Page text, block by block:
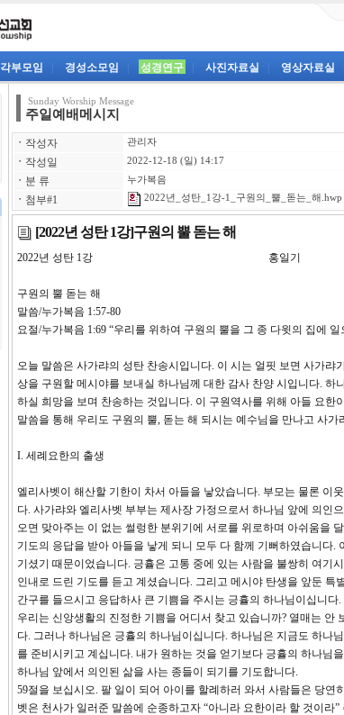
각부모임 경성소모임 성경연구 사진자료실 영상자료실
Sunday Worship Message
주일예배메시지
ㆍ 작성자 관리자
ㆍ 작성일 2022-12-18 (일) 14:17
ㆍ 분 류 누가복음
ㆍ 첨부#1 2022년_성탄_1강-1_구원의_뿔_돋는_해.hwp
[2022년 성탄 1강]구원의 뿔 돋는 해
2022년 성탄 1강 홍일기
구원의 뿔 돋는 해
말씀/누가복음 1:57-80
요절/누가복음 1:69 “우리를 위하여 구원의 뿔을 그 종 다윗의 집에 일
오늘 말씀은 사가랴의 성탄 찬송시입니다. 이 시는 얼핏 보면 사가
상을 구원할 메시야를 보내실 하나님께 대한 감사 찬양 시입니다.
하실 희망을 보며 찬송하는 것입니다. 이 구원역사를 위해 아들 요
말씀을 통해 우리도 구원의 뿔, 돋는 해 되시는 예수님을 만나고 사
I. 세례요한의 출생
엘리사벳이 해산할 기한이 차서 아들을 낳았습니다. 부모는 물론 이
다. 사가랴와 엘리사벳 부부는 제사장 가정으로서 하나님 앞에 의인
오면 맞아주는 이 없는 썰렁한 분위기에 서로를 위로하며 아쉬움을
기도의 응답을 받아 아들을 낳게 되니 모두 다 함께 기뻐하였습니다
기셨기 때문이었습니다. 긍휼은 고통 중에 있는 사람을 불쌍히 여기
인내로 드린 기도를 듣고 계셨습니다. 그리고 메시야 탄생을 앞둔
간구를 들으시고 응답하사 큰 기쁨을 주시는 긍휼의 하나님이십니다.
우리는 신앙생활의 진정한 기쁨을 어디서 찾고 있습니까? 열매는 안
다. 그러나 하나님은 긍휼의 하나님이십니다. 하나님은 지금도 하나
를 준비시키고 계십니다. 내가 원하는 것을 얻기보다 긍휼의 하나님
하나님 앞에서 의인된 삶을 사는 종들이 되기를 기도합니다.
59절을 보십시오. 팔 일이 되어 아이를 할례하러 와서 사람들은 당
벳은 천사가 일러준 말씀에 순종하고자 “아니라 요한이라 할 것이